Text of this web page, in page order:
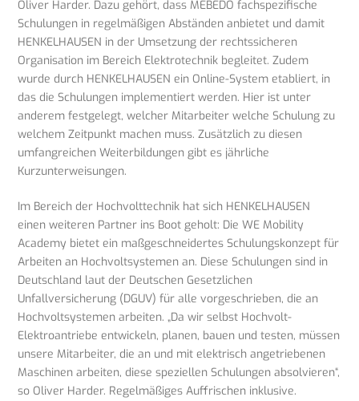
Oliver Harder. Dazu gehört, dass MEBEDO fachspezifische
Schulungen in regelmäßigen Abständen anbietet und damit
HENKELHAUSEN in der Umsetzung der rechtssicheren
Organisation im Bereich Elektrotechnik begleitet. Zudem
wurde durch HENKELHAUSEN ein Online-System etabliert, in
das die Schulungen implementiert werden. Hier ist unter
anderem festgelegt, welcher Mitarbeiter welche Schulung zu
welchem Zeitpunkt machen muss. Zusätzlich zu diesen
umfangreichen Weiterbildungen gibt es jährliche
Kurzunterweisungen.
Im Bereich der Hochvolttechnik hat sich HENKELHAUSEN
einen weiteren Partner ins Boot geholt: Die WE Mobility
Academy bietet ein maßgeschneidertes Schulungskonzept für
Arbeiten an Hochvoltsystemen an. Diese Schulungen sind in
Deutschland laut der Deutschen Gesetzlichen
Unfallversicherung (DGUV) für alle vorgeschrieben, die an
Hochvoltsystemen arbeiten. „Da wir selbst Hochvolt-
Elektroantriebe entwickeln, planen, bauen und testen, müssen
unsere Mitarbeiter, die an und mit elektrisch angetriebenen
Maschinen arbeiten, diese speziellen Schulungen absolvieren“,
so Oliver Harder. Regelmäßiges Auffrischen inklusive.